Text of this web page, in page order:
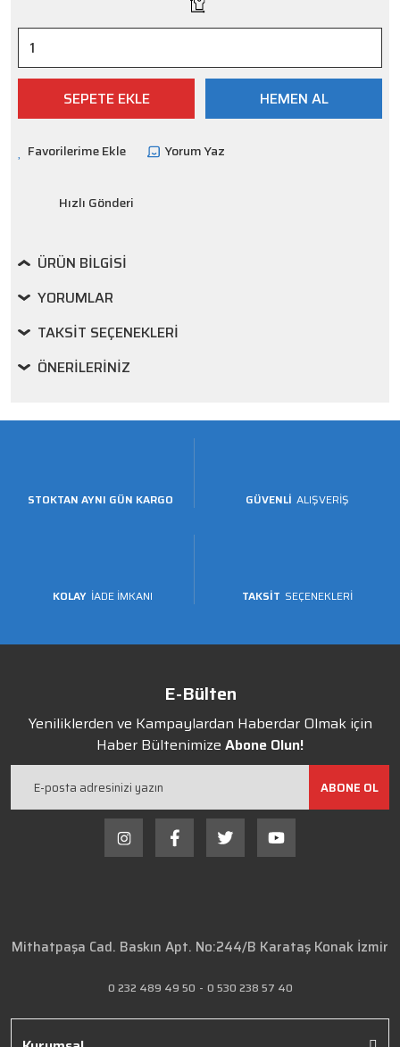
SEPETE EKLE HEMEN AL
Yorum Yaz
Hızlı Gönderi
ÜRÜN BILGISI
YORUMLAR
TAKSIT SEÇENEKLERI
ÖNERILERINIZ
STOKTAN AYNI GÜN KARGO GÜVENLİ ALIŞVERİŞ
KOLAY İADE İMKANI TAKSİT SEÇENEKLERİ
E-Bülten
Yeniliklerden ve Kampaylardan Haberdar Olmak için
Haber Bültenimize Abone Olun!
ABONE OL
Mithatpaşa Cad. Baskın Apt. No:244/B Karataş Konak İzmir
0 232 489 49 50 - 0 530 238 57 40